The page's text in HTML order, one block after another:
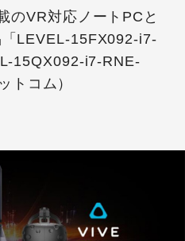
のVR対応ノートPCと
LEVEL-15FX092-i7-
15QX092-i7-RNE-
トコム）